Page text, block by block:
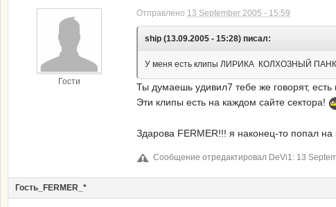
Гости
Отправлено 13 September 2005 - 15:59
ship (13.09.2005 - 15:28) писал:
У меня есть клипы ЛИРИКА КОЛХОЗНЫЙ
Ты думаешь удивил7 тебе же говорят, есть
Эти клипы есть на каждом сайте сектора!
Здарова FERMER!!! я наконец-то попал на
Сообщение отредактировал DeVi1: 13
Гость_FERMER_*